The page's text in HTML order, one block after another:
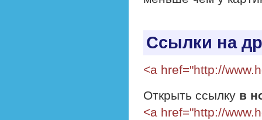
Ссылки на
<a href="http://
Открыть ссылку в
<a href="http://